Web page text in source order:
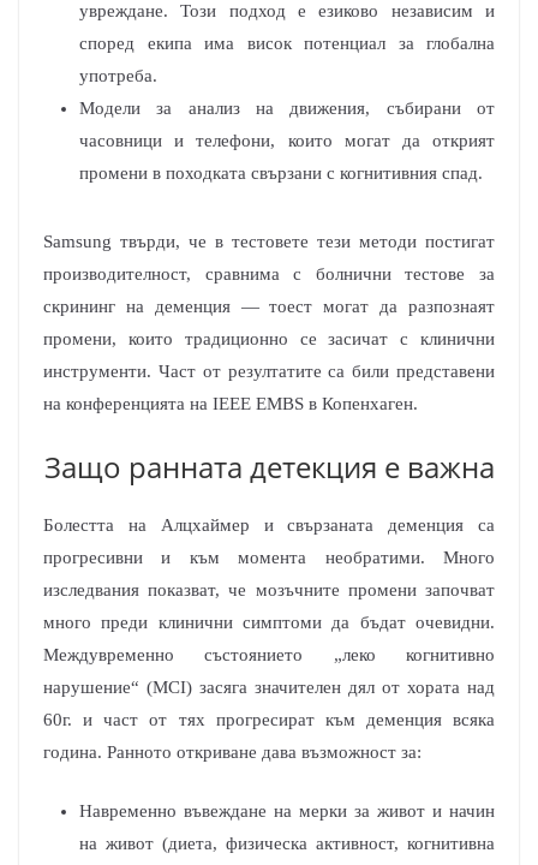
увреждане. Този подход е езиково независим и
според екипа има висок потенциал за глобална
употреба.
Модели за анализ на движения, събирани от
часовници и телефони, които могат да открият
промени в походката свързани с когнитивния спад.
Samsung твърди, че в тестовете тези методи постигат
производителност, сравнима с болнични тестове за
скрининг на деменция — тоест могат да разпознаят
промени, които традиционно се засичат с клинични
инструменти. Част от резултатите са били представени
на конференцията на IEEE EMBS в Копенхаген.
Защо ранната детекция е важна
Болестта на Алцхаймер и свързаната деменция са
прогресивни и към момента необратими. Много
изследвания показват, че мозъчните промени започват
много преди клинични симптоми да бъдат очевидни.
Междувременно състоянието „леко когнитивно
нарушение“ (MCI) засяга значителен дял от хората над
60г. и част от тях прогресират към деменция всяка
година. Ранното откриване дава възможност за:
Навременно въвеждане на мерки за живот и начин
на живот (диета, физическа активност, когнитивна